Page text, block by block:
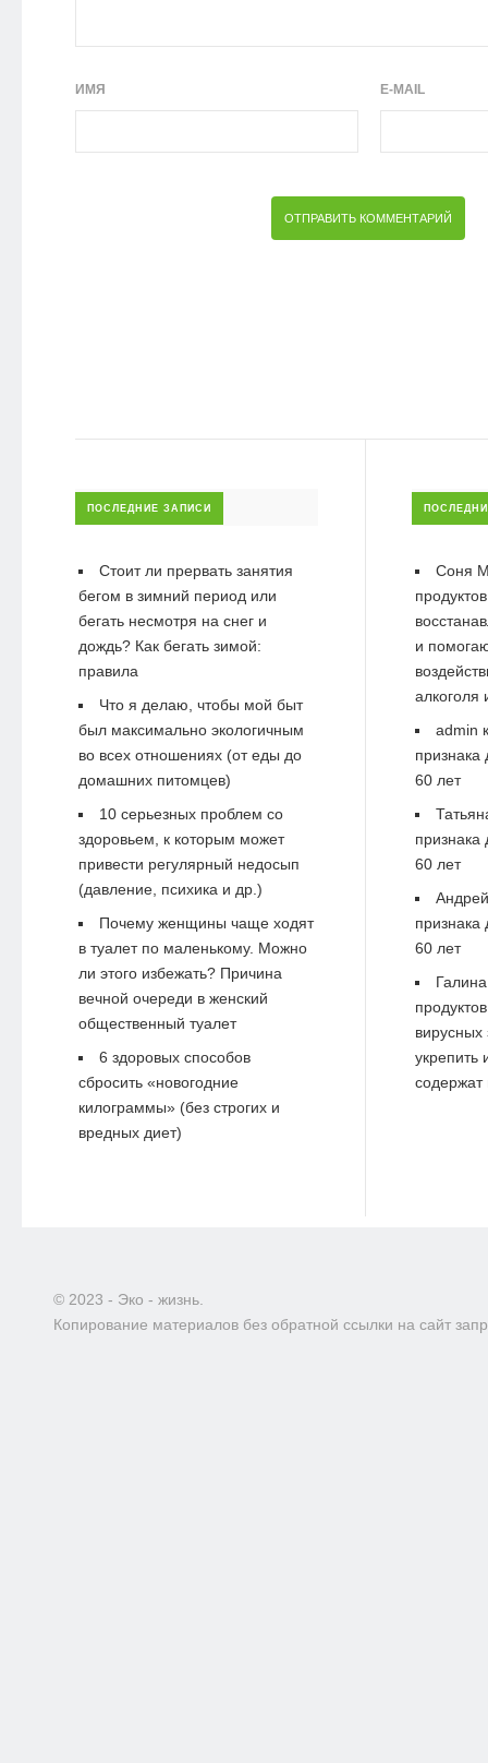
ИМЯ E-MAIL
ПОСЛЕДНИЕ ЗАПИСИ
Стоит ли прервать занятия
бегом в зимний период или
бегать несмотря на снег и
дождь? Как бегать зимой:
правила
Что я делаю, чтобы мой быт
был максимально экологичным
во всех отношениях (от еды до
домашних питомцев)
10 серьезных проблем со
здоровьем, к которым может
привести регулярный недосып
(давление, психика и др.)
Почему женщины чаще ходят
в туалет по маленькому. Можно
ли этого избежать? Причина
вечной очереди в женский
общественный туалет
6 здоровых способов
сбросить «новогодние
килограммы» (без строгих и
вредных диет)
Соня
и
алкоголя
admin
60 лет
60 лет
Андрей
60 лет
Галина
вирусных
укрепить
содержат
© 2023 - Эко - жизнь.
Копирование материалов без обратной ссылки на сайт